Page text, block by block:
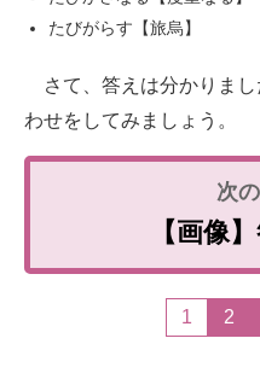
たびがらす【旅烏】
さて、答えは分かりま
わせをしてみましょう。
【画像
1 2